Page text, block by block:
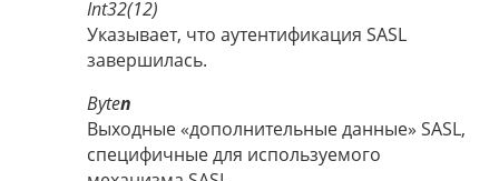
Int32(12)
Указывает, что аутентификация SASL
завершилась.
Byten
Выходные «дополнительные данные» SASL,
специфичные для используемого